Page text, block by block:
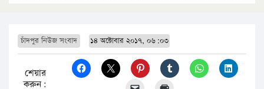
চাঁদপুর নিউজ সংবাদ ১৪ অক্টোবার ২০১৭, ০৬:০৩
শেয়ার
করুন: